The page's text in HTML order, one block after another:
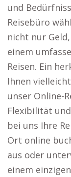
und
Reisebüro
nicht nur
einem
Reisen. Ein
Ihnen
unser Online-
Flexibilität
bei uns Ihre
Ort online
aus oder
einem